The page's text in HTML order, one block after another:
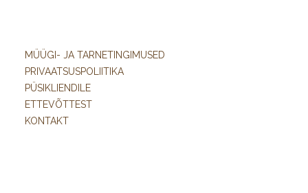
MÜÜGI- JA TARNETINGIMUSED
PRIVAATSUSPOLIITIKA
PÜSIKLIENDILE
ETTEVÕTTEST
KONTAKT